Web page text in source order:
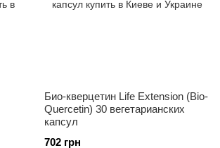
Био-кверцетин Life Extension (Bio-
Quercetin) 30 вегетарианских
капсул
702 грн